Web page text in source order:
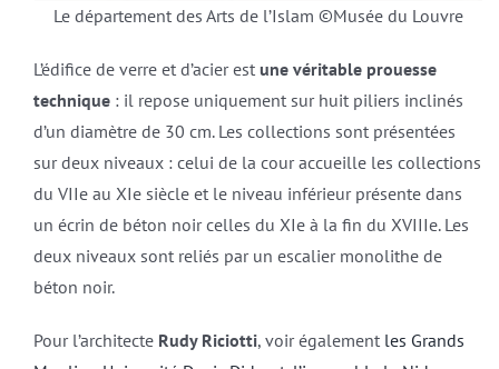
Le département des Arts de l’Islam ©Musée du Louvre
L’édifice de verre et d’acier est une véritable prouesse
technique: il repose uniquement sur huit piliers inclinés
d’un diamètre de 30 cm. Les collections sont présentées
sur deux niveaux : celui de la cour accueille les collections
du VIIe au XIe siècle et le niveau inférieur présente dans
un écrin de béton noir celles du XIe à la fin du XVIIIe. Les
deux niveaux sont reliés par un escalier monolithe de
béton noir.
Pour l’architecte Rudy Riciotti, voir également les Grands